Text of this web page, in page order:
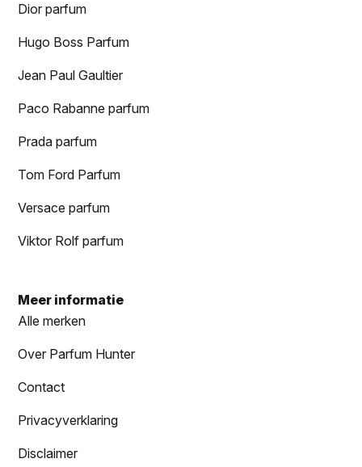
Dior parfum
Hugo Boss Parfum
Jean Paul Gaultier
Paco Rabanne parfum
Prada parfum
Tom Ford Parfum
Versace parfum
Viktor Rolf parfum
Meer informatie
Alle merken
Over Parfum Hunter
Contact
Privacyverklaring
Disclaimer